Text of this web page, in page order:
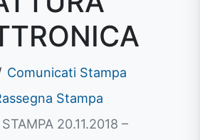
Comunicati Stampa
Stampa
20.11.2018 –